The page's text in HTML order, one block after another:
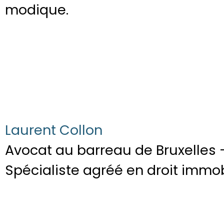
modique.
Laurent Collon
Avocat au barreau de
Spécialiste agréé en droit